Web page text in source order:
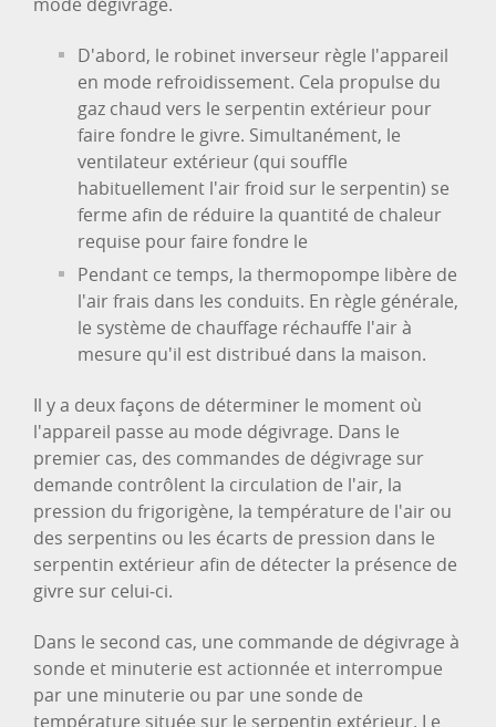
mode dégivrage.
D'abord, le robinet inverseur règle l'appareil
en mode refroidissement. Cela propulse du
gaz chaud vers le serpentin extérieur pour
faire fondre le givre. Simultanément, le
ventilateur extérieur (qui souffle
habituellement l'air froid sur le serpentin) se
ferme afin de réduire la quantité de chaleur
requise pour faire fondre le
Pendant ce temps, la thermopompe libère de
l'air frais dans les conduits. En règle générale,
le système de chauffage réchauffe l'air à
mesure qu'il est distribué dans la maison.
Il y a deux façons de déterminer le moment où
l'appareil passe au mode dégivrage. Dans le
premier cas, des commandes de dégivrage sur
demande contrôlent la circulation de l'air, la
pression du frigorigène, la température de l'air ou
des serpentins ou les écarts de pression dans le
serpentin extérieur afin de détecter la présence de
givre sur celui‑ci.
Dans le second cas, une commande de dégivrage à
sonde et minuterie est actionnée et interrompue
par une minuterie ou par une sonde de
température située sur le serpentin extérieur. Le